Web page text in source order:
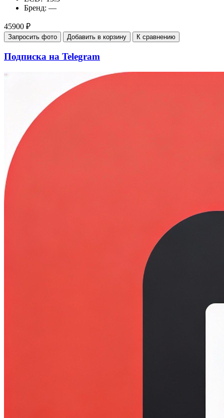
Бренд: —
45900 ₽
Запросить фото Добавить в корзину К сравнению
Подписка на Telegram